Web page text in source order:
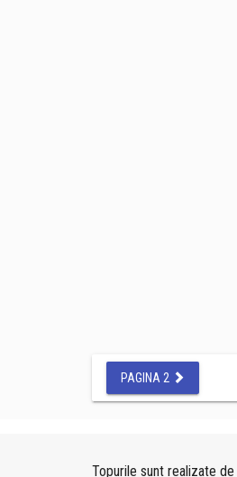
PAGINA 2
Topurile sunt realizate de